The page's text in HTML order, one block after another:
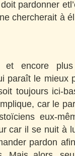
pardonner
chercherait à
encore
paraît le mieux
toujours ici-
car le
eux-
car il se nuit à
pardon